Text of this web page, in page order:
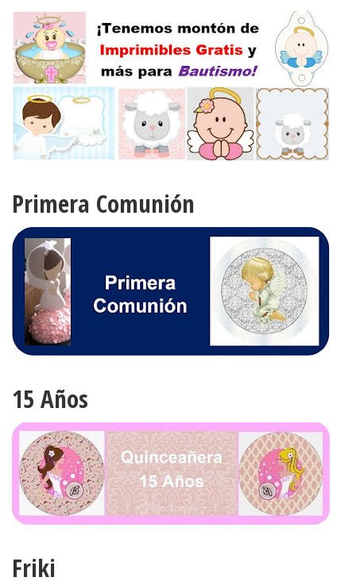
Primera Comunión
15 Años
Friki